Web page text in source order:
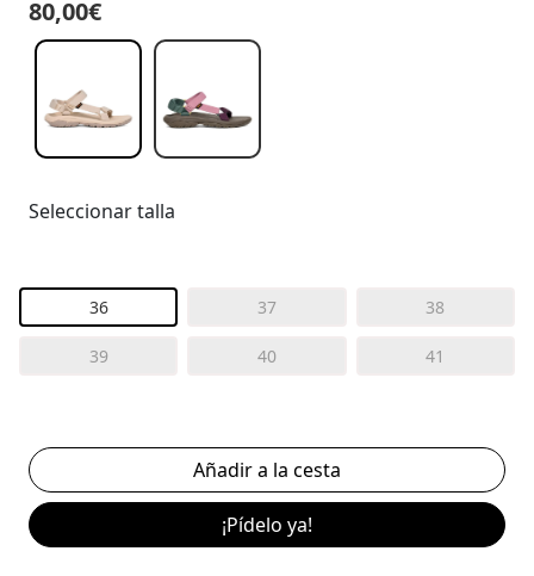
80,00€
Seleccionar talla
36 37 38
39 40 41
¡Pídelo ya!